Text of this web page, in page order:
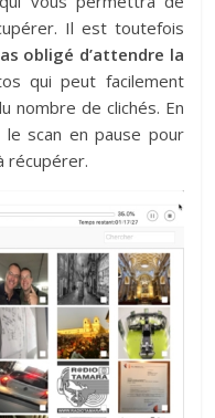
Il est toutefois
obligé d’attendre la
qui peut facilement
nombre de clichés. En
scan en pause pour
récupérer.